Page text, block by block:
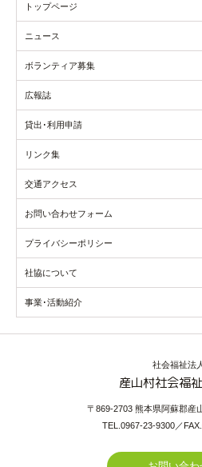
トップページ
ニュース
ボランティア募集
広報誌
貸出･利用申請
リンク集
交通アクセス
お問い合わせフォーム
プライバシーポリシー
社協について
事業･活動紹介
社会福祉法人
産山村社会福
〒869-2703 熊本県阿蘇郡産
TEL.0967-23-9300／